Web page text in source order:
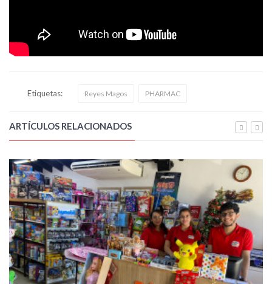
Etiquetas: Reyes Magos PHARMAC
ARTÍCULOS RELACIONADOS